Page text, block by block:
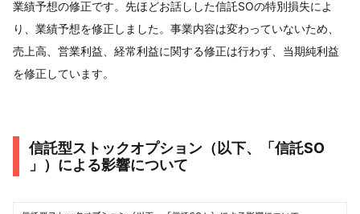
業績予想の修正です。先ほどお話しした信託SOの特別損失によ
り、業績予想を修正しました。事業内容は変わっていないため、
売上高、営業利益、経常利益に関する修正は行わず、当期純利益
を修正しています。
信託型ストックオプション（以下、「信託SO
」）による影響について